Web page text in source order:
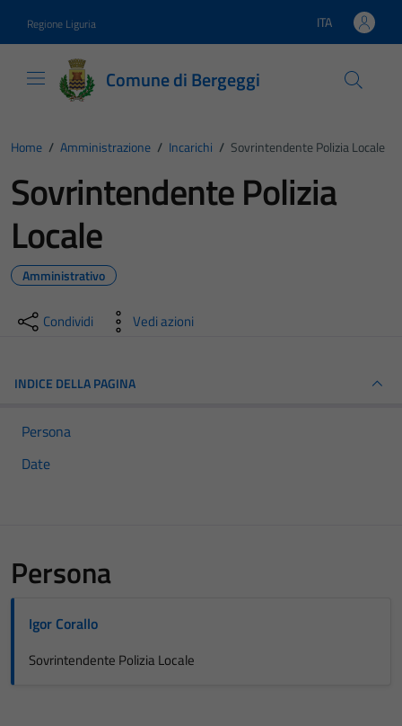
Regione Liguria Lingua attiva:
ITA
Comune di Bergeggi
Home / Amministrazione / Incarichi / Sovrintendente Polizia Locale
Sovrintendente Polizia
Locale
Amministrativo
Condividi Vedi azioni
INDICE DELLA PAGINA
Persona
Date
Persona
Igor Corallo
Sovrintendente Polizia Locale